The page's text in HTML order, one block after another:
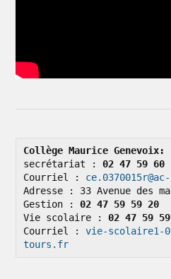
Collège Maurice Genevoix:
secrétariat : 02 47 59 60
Courriel :
Adresse : 33 Avenue des
Gestion : 02 47 59 59 20
Vie scolaire : 02 47 59
Courriel : vie-scolaire1-
tours.fr